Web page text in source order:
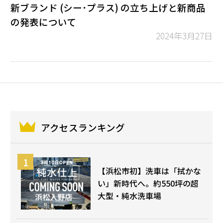
新ブランド (シー･プラス) の立ち上げと新商品
の発表について
2024年3月27日
アクセスランキング
【浜松市初】洗車は「拭かな
い」新時代へ。約550坪の超
大型・純水洗車場